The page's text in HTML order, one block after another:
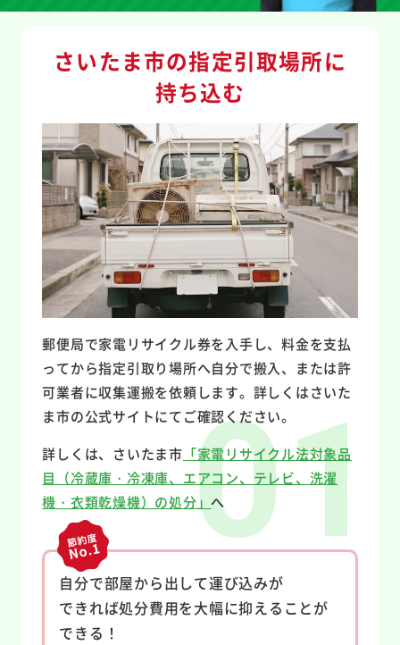
さいたま市の指定引取場所に
持ち込む
郵便局で家電リサイクル券を入手し、料金を支払
ってから指定引取り場所へ自分で搬入、または許
可業者に収集運搬を依頼します。詳しくはさいた
ま市の公式サイトにてご確認ください。
詳しくは、さいたま市 「家電リサイクル法対象品
目（冷蔵庫・冷凍庫、エアコン、テレビ、洗濯
機・衣類乾燥機）の処分」 へ
自分で部屋から出して運び込みが
できれば処分費用を大幅に抑えることが
できる！